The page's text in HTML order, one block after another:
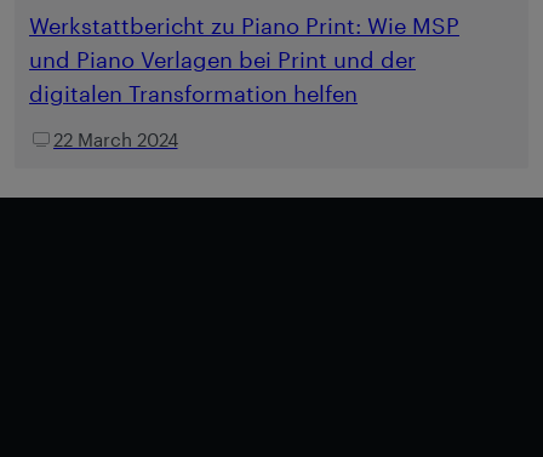
Werkstattbericht zu Piano Print: Wie MSP
und Piano Verlagen bei Print und der
digitalen Transformation helfen
22 March 2024